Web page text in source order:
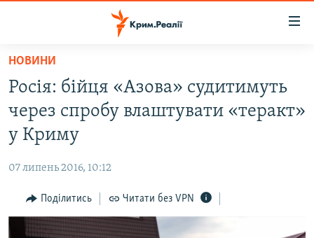
Перейти
основного
матеріалу
Перейти
до
основної
Перейти
до
пошуку
ВІДЕО ТА ФОТО
БЛОГИ
ПОГЛЯД
ІНТЕРВ'Ю
НОВИНИ
Росія: бійця «Азова» судитимуть
через спробу влаштувати «теракт»
у Криму
07 липень 2016, 10:12
Поділитись Читати без VPN